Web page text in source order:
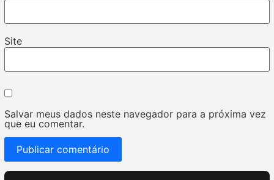
Site
Salvar meus dados neste navegador para a próxima vez
que eu comentar.